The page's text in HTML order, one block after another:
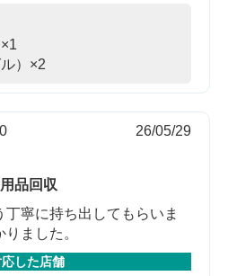
）×2
26/05/29
品回収
寧に持ち出してもらいま
ました。
した店舗